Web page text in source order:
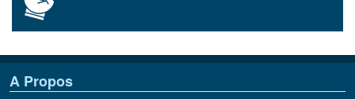
A Propos